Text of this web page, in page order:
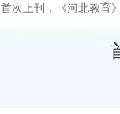
首次上刊，《河北教育